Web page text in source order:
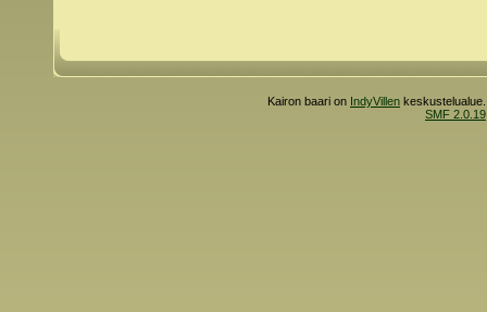
Kairon baari on IndyVillen
SMF 2.0.19